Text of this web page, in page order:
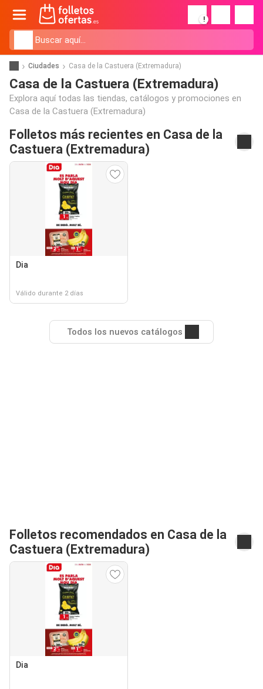
!
Ciudades Casa de la Castuera (Extremadura)
Casa de la Castuera (Extremadura)
Explora aquí todas las tiendas, catálogos y promociones en
Casa de la Castuera (Extremadura)
Folletos más recientes en Casa de la
Castuera (Extremadura)
Dia
Válido durante 2 días
Todos los nuevos catálogos
Folletos recomendados en Casa de la
Castuera (Extremadura)
Dia